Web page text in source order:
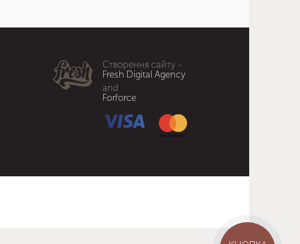
Створення сайту -
Fresh Digital Agency
and
Forforce